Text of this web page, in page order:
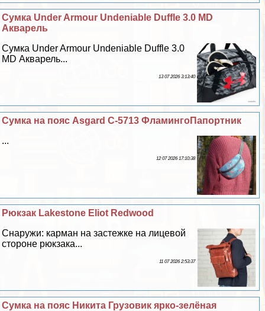
Сумка Under Armour Undeniable Duffle 3.0 MD
Акварель
Сумка Under Armour Undeniable Duffle 3.0
MD Акварель...
13 07 2026 3:13:40
Сумка на пояс Asgard С-5713 ФламингоПапортник
...
12 07 2026 17:10:38
Рюкзак Lakestone Eliot Redwood
Снаружи: карман на застежке на лицевой
стороне рюкзака...
11 07 2026 2:53:37
Сумка на пояс Никита Грузовик ярко-зелёная